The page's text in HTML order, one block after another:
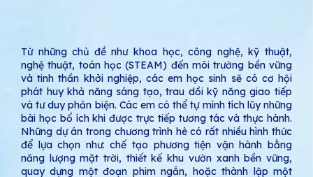
Từ những chủ đề như khoa học, công nghệ, kỹ thuật,
nghệ thuật, toán học (STEAM) đến môi trường bền vững
và tinh thần khởi nghiệp, các em học sinh sẽ có cơ hội
phát huy khả năng sáng tạo, trau dồi kỹ năng giao tiếp
và tư duy phản biện. Các em có thể tự mình tích lũy những
bài học bổ ích khi được trực tiếp tương tác và thực hành.
Những dự án trong chương trình hè có rất nhiều hình thức
để lựa chọn như: chế tạo phương tiện vận hành bằng
năng lượng mặt trời, thiết kế khu vườn xanh bền vững,
quay dựng một đoạn phim ngắn, hoặc thành lập một